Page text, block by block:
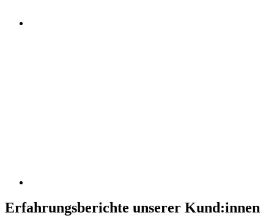
Erfahrungsberichte unserer Kund:innen